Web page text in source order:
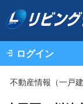
ログイン
不動産情報（一戸